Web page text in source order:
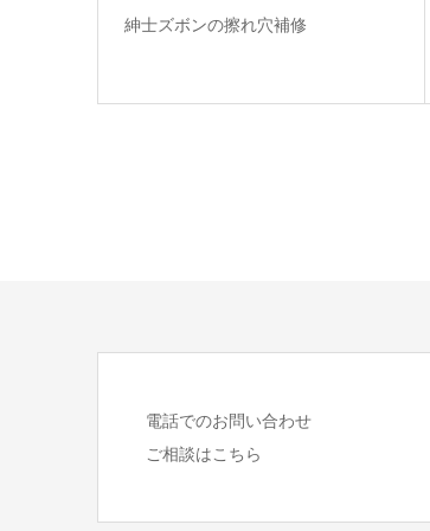
紳士ズボンの擦れ穴補修
電話でのお問い合わせ
ご相談はこちら